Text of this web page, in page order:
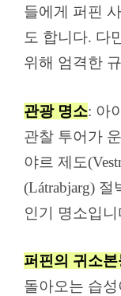
들에게 퍼핀
도 합니다. 다
위해 엄격한
관광 명소: 아
관찰 투어가
야르 제도
(Látrabjarg)
인기 명소입니
퍼핀의 귀소본
돌아오는 습